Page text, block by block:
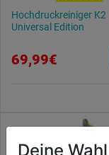
Hochdruckreiniger K2
Universal Edition
69,99€
Deine